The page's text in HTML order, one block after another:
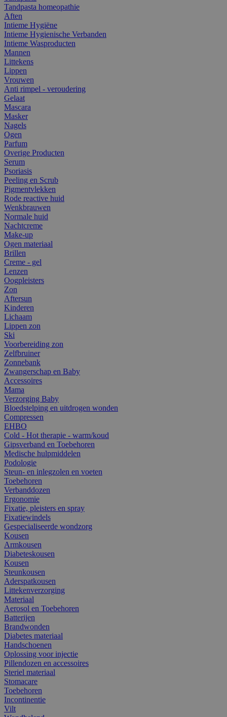
Tandpasta homeopathie
Aften
Intieme Hygiëne
Intieme Hygienische Verbanden
Intieme Wasproducten
Mannen
Littekens
Lippen
Vrouwen
Anti rimpel - veroudering
Gelaat
Mascara
Masker
Nagels
Ogen
Parfum
Overige Producten
Serum
Psoriasis
Peeling en Scrub
Pigmentvlekken
Rode reactive huid
Wenkbrauwen
Normale huid
Nachtcreme
Make-up
Ogen materiaal
Brillen
Creme - gel
Lenzen
Oogpleisters
Zon
Aftersun
Kinderen
Lichaam
Lippen zon
Ski
Voorbereiding zon
Zelfbruiner
Zonnebank
Zwangerschap en Baby
Accessoires
Mama
Verzorging Baby
Bloedstelping en uitdrogen wonden
Compressen
EHBO
Cold - Hot therapie - warm/koud
Gipsverband en Toebehoren
Medische hulpmiddelen
Podologie
Steun- en inlegzolen en voeten
Toebehoren
Verbanddozen
Ergonomie
Fixatie, pleisters en spray
Fixatiewindels
Gespecialiseerde wondzorg
Kousen
Armkousen
Diabeteskousen
Kousen
Steunkousen
Aderspatkousen
Littekenverzorging
Materiaal
Aerosol en Toebehoren
Batterijen
Brandwonden
Diabetes materiaal
Handschoenen
Oplossing voor injectie
Pillendozen en accessoires
Steriel materiaal
Stomacare
Toebehoren
Incontinentie
Vilt